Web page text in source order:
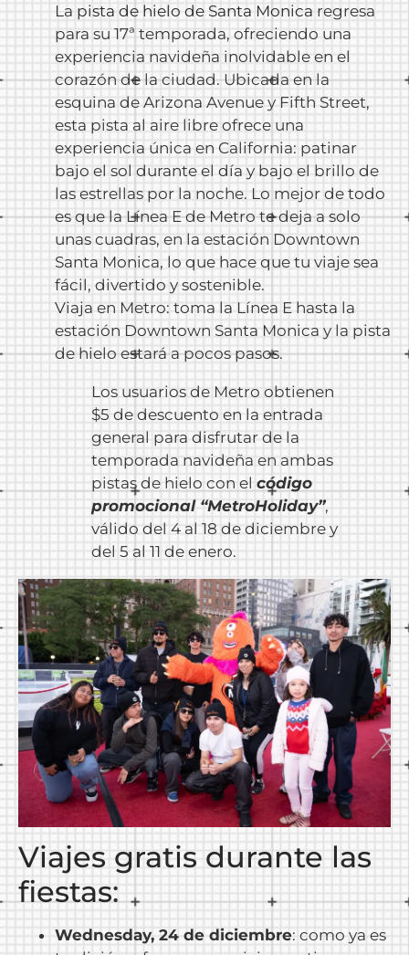
La pista de hielo de Santa Monica regresa
para su 17ª temporada, ofreciendo una
experiencia navideña inolvidable en el
corazón de la ciudad. Ubicada en la
esquina de Arizona Avenue y Fifth Street,
esta pista al aire libre ofrece una
experiencia única en California: patinar
bajo el sol durante el día y bajo el brillo de
las estrellas por la noche. Lo mejor de todo
es que la Línea E de Metro te deja a solo
unas cuadras, en la estación Downtown
Santa Monica, lo que hace que tu viaje sea
fácil, divertido y sostenible.
Viaja en Metro: toma la Línea E hasta la
estación Downtown Santa Monica y la pista
de hielo estará a pocos pasos.
Los usuarios de Metro obtienen
$5 de descuento en la entrada
general para disfrutar de la
temporada navideña en ambas
pistas de hielo con el código
promocional “MetroHoliday”,
válido del 4 al 18 de diciembre y
del 5 al 11 de enero.
Viajes gratis durante las
fiestas:
Wednesday, 24 de diciembre: como ya es